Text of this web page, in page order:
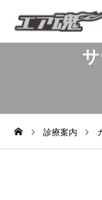
診療案内LINE